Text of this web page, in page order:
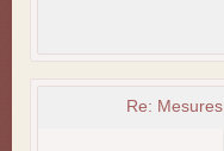
Re: Mesures